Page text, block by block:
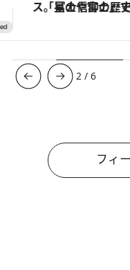
【銀座で出合う最旬美容】美髪ケアや上質な眠り…セルフケアのアップデ
3 /6
フィ